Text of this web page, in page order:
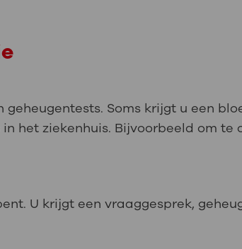
Soms krijgt u een
het ziekenhuis. Bijvoorbeeld om
U krijgt een vraaggesprek,